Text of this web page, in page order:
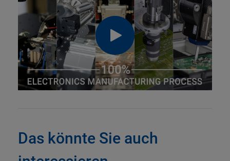
Das könnte Sie auch